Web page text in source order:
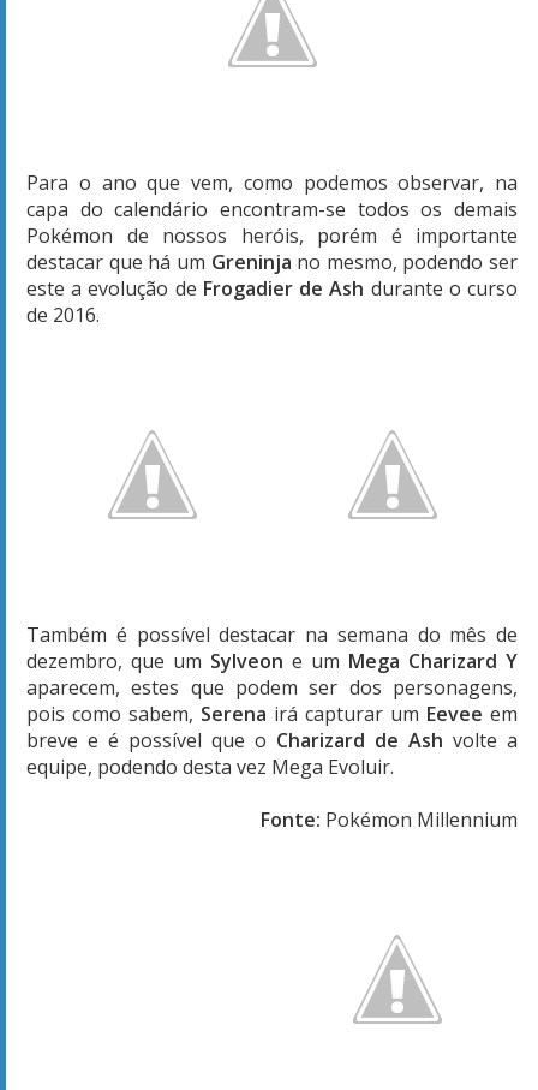
Para o ano que vem, como podemos observar, na
capa do calendário encontram-se todos os demais
Pokémon de nossos heróis, porém é importante
destacar que há um Greninja no mesmo, podendo ser
este a evolução de Frogadier de Ash durante o curso
de 2016.
Também é possível destacar na semana do mês de
dezembro, que um Sylveon e um Mega Charizard Y
aparecem, estes que podem ser dos personagens,
pois como sabem, Serena irá capturar um Eevee em
breve e é possível que o Charizard de Ash volte a
equipe, podendo desta vez Mega Evoluir.
Fonte: Pokémon Millennium